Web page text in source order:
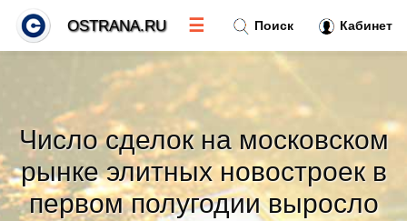
Число сделок на московском
рынке элитных новостроек в
первом полугодии выросло
Поиск Кабинет
OSTRANA.RU ☰
Тренды новостей»
Рубрики»